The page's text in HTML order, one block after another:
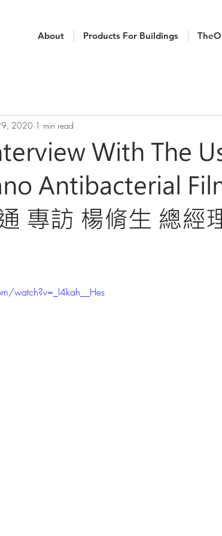
About Products For Buildings
With The
Antibacterial
專訪 楊脩生 總經
2020 1 min read
watch?v=_l4kah__Hes